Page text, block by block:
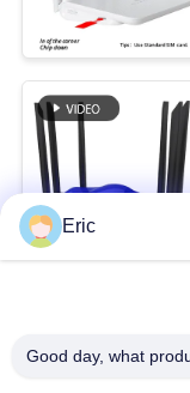
Eric
Good day, what